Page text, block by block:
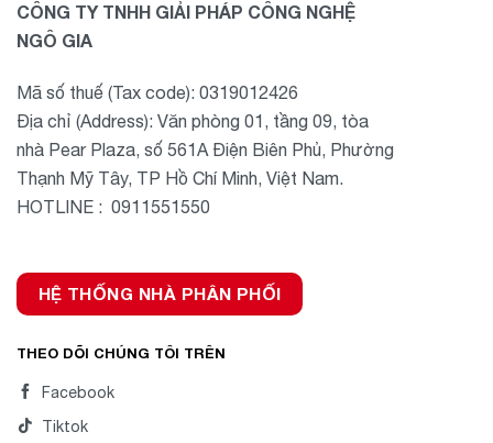
CÔNG TY TNHH GIẢI PHÁP CÔNG NGHỆ
NGÔ GIA
Mã số thuế (Tax code): 0319012426
Địa chỉ (Address): Văn phòng 01, tầng 09, tòa
nhà Pear Plaza, số 561A Điện Biên Phủ, Phường
Thạnh Mỹ Tây, TP Hồ Chí Minh, Việt Nam.
HOTLINE : 0911551550
HỆ THỐNG NHÀ PHÂN PHỐI
THEO DÕI CHÚNG TÔI TRÊN
Facebook
Tiktok